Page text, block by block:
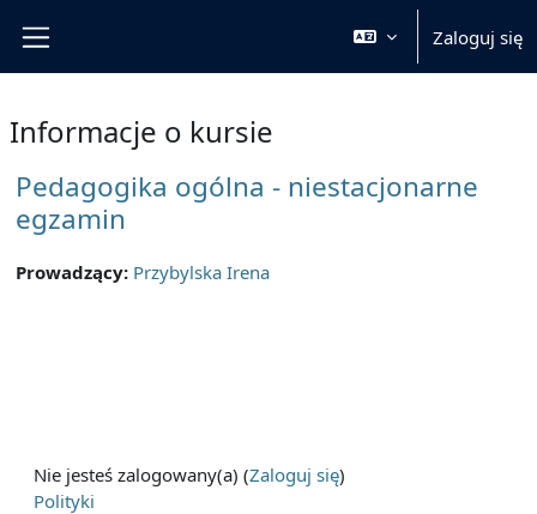
Zaloguj się
Informacje o kursie
Pedagogika ogólna - niestacjonarne
egzamin
Prowadzący: Przybylska Irena
Nie jesteś zalogowany(a) (Zaloguj się)
Polityki